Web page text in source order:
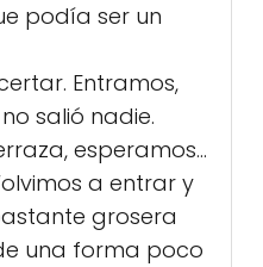
podía ser un
Entramos,
salió nadie.
esperamos...
a entrar y
grosera
una forma poco